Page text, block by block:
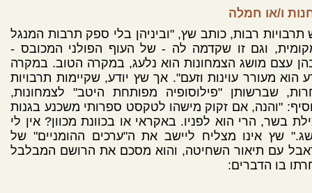
ו/או חמלה
תרבויות רבות, כותב שץ, "וביניהן בלי ספק תרבות המנגל
וגם זו שקדמה לה - של העוף הפולני המכובס -
עצם מושג הצמחונות הוא נלעג, במקרה הטוב. במקרה
הוא מעורר עוינות וזעם". אך שץ יודע, שקיימות תרבויות
שברשותן "פילוסופיה מפותחת היטב" לצמחונות,
"והנה, אם זקוק מישהו לטקסט ספרותי משכנע בגנות
בשר, הרי הוא לפניו. באקראי או בכוונת מכוון? אין לי
שץ אינו מצליח ליישב את ה"ערכים ההומניים" של
עם תיאור השחיטה, והוא מסכם את הרושם המבלבל
בו הדברים: